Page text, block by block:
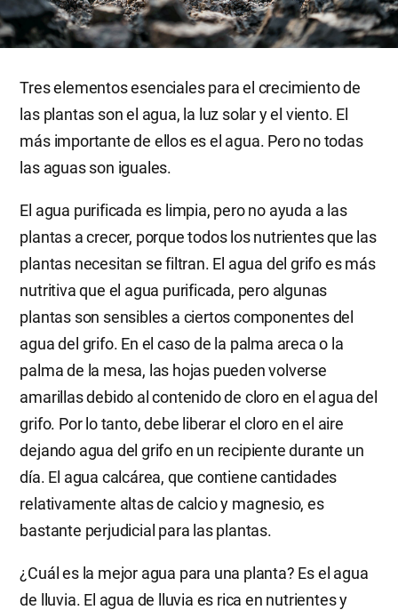
Tres elementos esenciales para el crecimiento de
las plantas son el agua, la luz solar y el viento. El
más importante de ellos es el agua. Pero no todas
las aguas son iguales.
El agua purificada es limpia, pero no ayuda a las
plantas a crecer, porque todos los nutrientes que las
plantas necesitan se filtran. El agua del grifo es más
nutritiva que el agua purificada, pero algunas
plantas son sensibles a ciertos componentes del
agua del grifo. En el caso de la palma areca o la
palma de la mesa, las hojas pueden volverse
amarillas debido al contenido de cloro en el agua del
grifo. Por lo tanto, debe liberar el cloro en el aire
dejando agua del grifo en un recipiente durante un
día. El agua calcárea, que contiene cantidades
relativamente altas de calcio y magnesio, es
bastante perjudicial para las plantas.
¿Cuál es la mejor agua para una planta? Es el agua
de lluvia. El agua de lluvia es rica en nutrientes y